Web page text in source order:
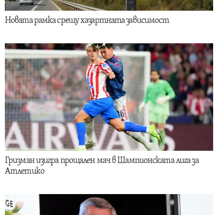
Новата рамка срещу хазартната зависимост
Гризман изигра прощален мач в Шампионската лига за
Атлетико